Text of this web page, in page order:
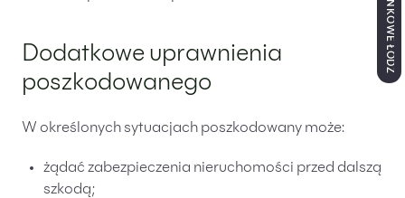
Dodatkowe uprawnienia
poszkodowanego
W określonych sytuacjach poszkodowany może:
żądać zabezpieczenia nieruchomości przed dalszą
szkodą;